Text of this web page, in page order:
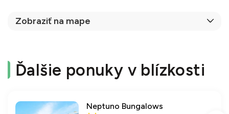
Zobraziť na mape
Ďalšie ponuky v blízkosti
Neptuno Bungalows